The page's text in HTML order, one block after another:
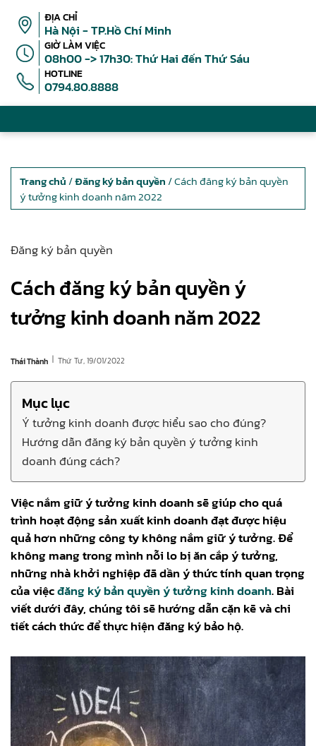
ĐỊA CHỈ
Hà Nội - TP.Hồ Chí Minh
GIỜ LÀM VIỆC
08h00 -> 17h30: Thứ Hai đến Thứ Sáu
HOTLINE
0794.80.8888
Trang chủ /Đăng ký bản quyền / Cách đăng ký bản quyền
ý tưởng kinh doanh năm 2022
Đăng ký bản quyền
Cách đăng ký bản quyền ý
tưởng kinh doanh năm 2022
Thái Thành | Thứ Tư, 19/01/2022
Mục lục
Ý tưởng kinh doanh được hiểu sao cho đúng?
Hướng dẫn đăng ký bản quyền ý tưởng kinh
doanh đúng cách?
Việc nắm giữ ý tưởng kinh doanh sẽ giúp cho quá
trình hoạt động sản xuất kinh doanh đạt được hiệu
quả hơn những công ty không nắm giữ ý tưởng. Để
không mang trong mình nỗi lo bị ăn cắp ý tưởng,
những nhà khởi nghiệp đã dần ý thức tính quan trọng
của việcđăng ký bản quyền ý tưởng kinh doanh. Bài
viết dưới đây, chúng tôi sẽ hướng dẫn cặn kẽ và chi
tiết cách thức để thực hiện đăng ký bảo hộ.